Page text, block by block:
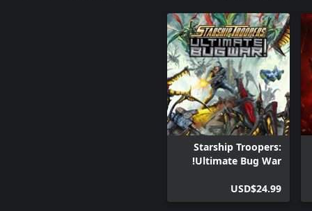
Starship Troopers:
Ultimate Bug War!
USD$24.99